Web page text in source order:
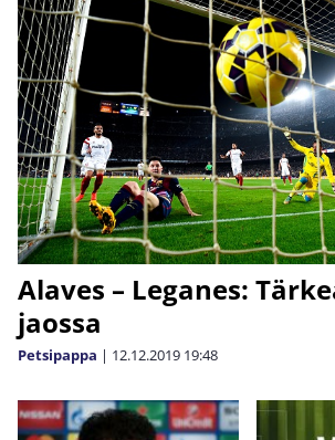
Alaves – Leganes:
jaossa
Petsipappa | 12.12.2019 19:48